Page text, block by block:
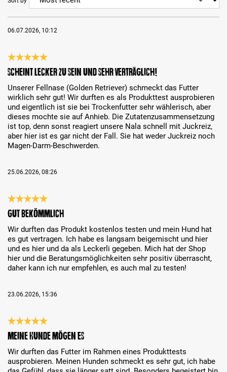
06.07.2026, 10:12
Review with rating of 5 out of 5 stars
Scheint lecker zu sein und sehr verträglich!
Unserer Fellnase (Golden Retriever) schmeckt das Futter
wirklich sehr gut! Wir durften es als Produkttest ausprobieren
und eigentlich ist sie bei Trockenfutter sehr wählerisch, aber
dieses mochte sie auf Anhieb. Die Zutatenzusammensetzung
ist top, denn sonst reagiert unsere Nala schnell mit Juckreiz,
aber hier ist es gar nicht der Fall. Sie hat weder Juckreiz noch
Magen-Darm-Beschwerden.
25.06.2026, 08:26
Review with rating of 5 out of 5 stars
Gut bekömmlich
Wir durften das Produkt kostenlos testen und mein Hund hat
es gut vertragen. Ich habe es langsam beigemischt und hier
und es hier und da als Leckerli gegeben. Mich hat der Shop
hier und die Beratungsmöglichkeiten sehr positiv überrascht,
daher kann ich nur empfehlen, es auch mal zu testen!
23.06.2026, 15:36
Review with rating of 5 out of 5 stars
Meine Hunde mögen es
Wir durften das Futter im Rahmen eines Produkttests
ausprobieren. Meinen Hunden schmeckt es sehr gut, ich habe